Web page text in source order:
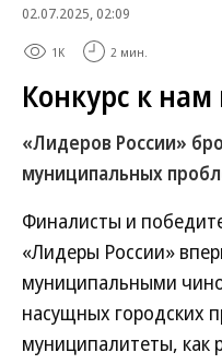
02.07.2025, 02:09
1K 2 мин.
Конкурс к
«Лидеров России»
муниципальных
Финалисты и
«Лидеры России»
муниципальными
насущных городских
муниципалитеты, как